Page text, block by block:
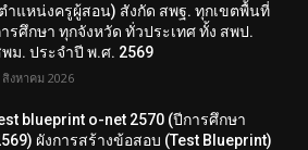
ำแหน่งครูผู้สอน) สังกัด สพฐ. ทุกเขตพื้นที่
รศึกษา ทุกจังหวัด ทั่วประเทศ ทั้ง สพป.
ม. ประจำปี พ.ศ. 2569
สิงหาคม 2026
blueprint o-net 2570 (ปีการศึกษา
ผังการสร้างข้อสอบ (Test Blueprint)